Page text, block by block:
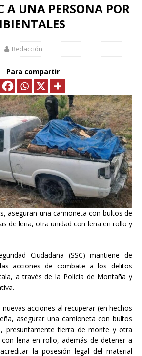
A UNA PERSONA POR
Redacción
Para compartir
aseguran una camioneta con bultos de
de leña, otra unidad con leña en rollo y
Ciudadana (SSC) mantiene de
acciones de combate a los delitos
a través de la Policía de Montaña y
acciones al recuperar (en hechos
asegurar una camioneta con bultos
presuntamente tierra de monte y otra
leña en rollo, además de detener a
la posesión legal del material